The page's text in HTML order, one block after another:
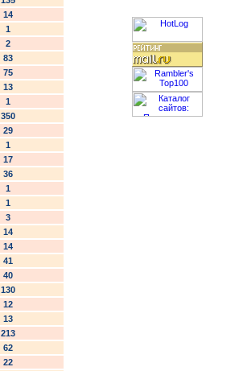
14
1
2
83
75
13
1
350
29
1
17
36
1
1
3
14
14
41
40
130
12
13
213
62
22